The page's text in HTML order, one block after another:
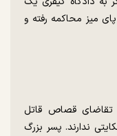
میز محاکمه رفته و
تقاضای قصاص قاتل
ندارند. پسر بزرگ